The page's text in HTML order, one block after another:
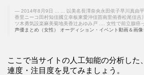
2014年8月9日 ... ... 以美名長澤奈央永田依子早川真由
香里ニーコ田村知佳國立幸板東愛沖佳苗南里侑香松尾佳吉
ツ木勇気設楽麻美菊地美香辻あゆみ戸 .... 女性で前立腺癌
声優まとめ（女性） オーディション・イベント動画＆画
ここで当サイトの人工知能の分析した
連度・注目度を見てみましょう。